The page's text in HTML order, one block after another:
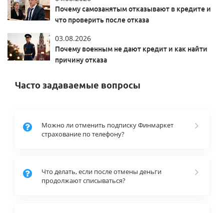
Почему самозанятым отказывают в кредите и
что проверить после отказа
03.08.2026
Почему военным не дают кредит и как найти
причину отказа
Часто задаваемые вопросы
Можно ли отменить подписку Финмаркет
страхование по телефону?
Что делать, если после отмены деньги
продолжают списываться?